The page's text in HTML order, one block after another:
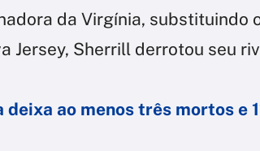
da Virgínia, substituindo
Jersey, Sherrill derrotou seu
deixa ao menos três mortos e